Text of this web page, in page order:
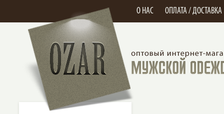
О НАС ОПЛАТА / ДОСТАВКА